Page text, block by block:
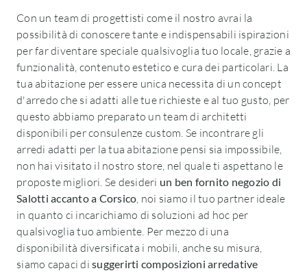
Con un team di progettisti come il nostro avrai la
possibilità di conoscere tante e indispensabili ispirazioni
per far diventare speciale qualsivoglia tuo locale, grazie a
funzionalità, contenuto estetico e cura dei particolari. La
tua abitazione per essere unica necessita di un concept
d'arredo che si adatti alle tue richieste e al tuo gusto, per
questo abbiamo preparato un team di architetti
disponibili per consulenze custom. Se incontrare gli
arredi adatti per la tua abitazione pensi sia impossibile,
non hai visitato il nostro store, nel quale ti aspettano le
proposte migliori. Se desideri un ben fornito negozio di
Salotti accanto a Corsico, noi siamo il tuo partner ideale
in quanto ci incarichiamo di soluzioni ad hoc per
qualsivoglia tuo ambiente. Per mezzo di una
disponibilità diversificata i mobili, anche su misura,
siamo capaci di suggerirti composizioni arredative